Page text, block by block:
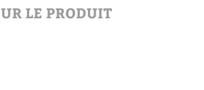
LE PRODUIT